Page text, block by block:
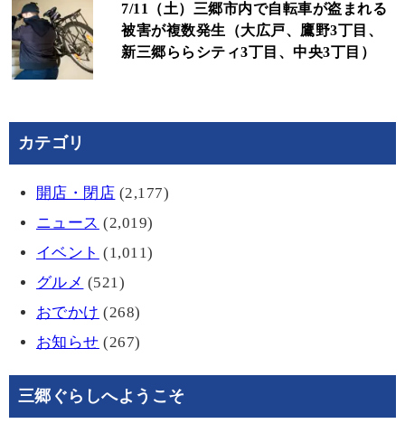
7/11（土）三郷市内で自転車が盗まれる
被害が複数発生（大広戸、鷹野3丁目、
新三郷ららシティ3丁目、中央3丁目）
カテゴリ
開店・閉店 (2,177)
ニュース (2,019)
イベント (1,011)
グルメ (521)
おでかけ (268)
お知らせ (267)
三郷ぐらしへようこそ